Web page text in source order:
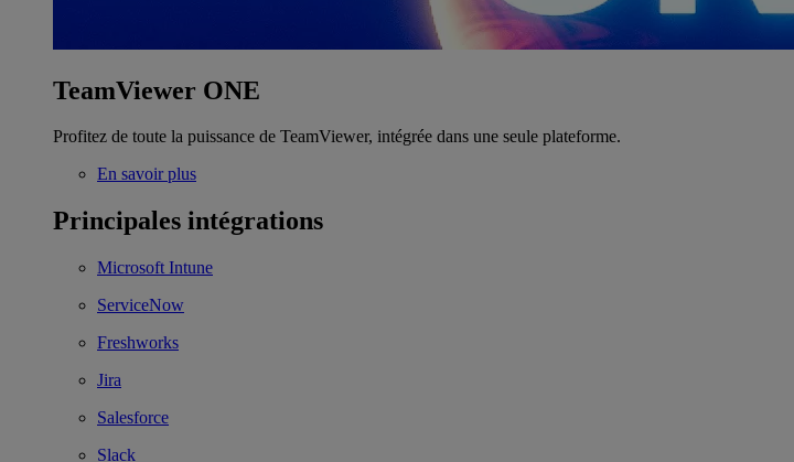
TeamViewer ONE
Profitez de toute la puissance de TeamViewer, intégrée dans une seule plateforme.
En savoir plus
Principales intégrations
Microsoft Intune
ServiceNow
Freshworks
Jira
Salesforce
Slack